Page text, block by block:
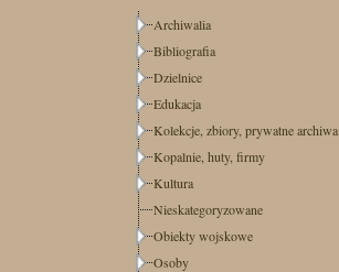
Archiwalia
Bibliografia
Dzielnice
Edukacja
Kolekcje, zbiory, prywatne archiwa
Kopalnie, huty, firmy
Kultura
Nieskategoryzowane
Obiekty wojskowe
Osoby